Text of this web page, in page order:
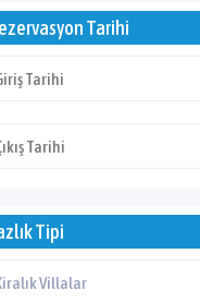
Tarihi
Tipi